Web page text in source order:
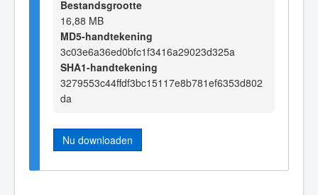
Bestandsgrootte
16,88 MB
MD5-handtekening
3c03e6a36ed0bfc1f3416a29023d325a
SHA1-handtekening
3279553c44ffdf3bc15117e8b781ef6353d802
da
Nu downloaden